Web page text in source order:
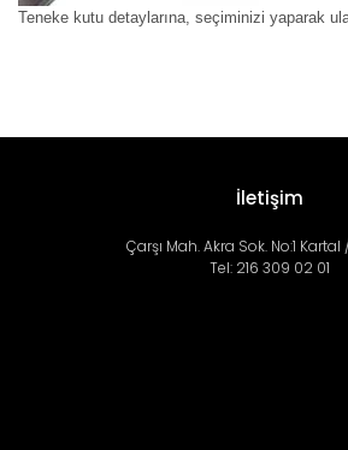
Teneke kutu detaylarına, seçiminizi yaparak
İletişim
Çarşı Mah. Akra Sok. No:1
Tel: 216 309 02 01